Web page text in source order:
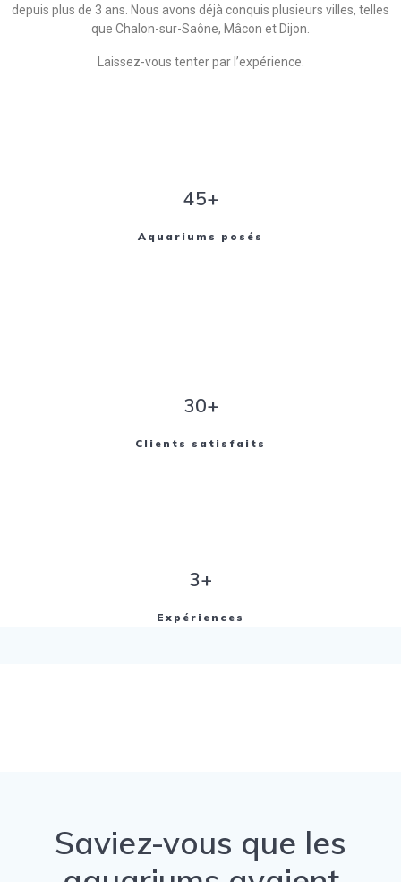
depuis plus de 3 ans. Nous avons déjà conquis plusieurs villes, telles
que Chalon-sur-Saône, Mâcon et Dijon.
Laissez-vous tenter par l’expérience.
45+
Aquariums posés
30+
Clients satisfaits
3+
Expériences
Saviez-vous que les